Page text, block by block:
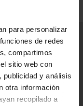
para personalizar
de redes
compartimos
sitio web con
publicidad y análisis
otra información
recopilado a